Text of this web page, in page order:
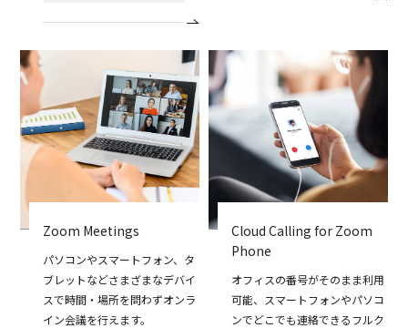
Zoom Meetings
パソコンやスマートフォン、タ
ブレットなどさまざまなデバイ
スで時間・場所を問わずオンラ
イン会議を行えます。
Cloud Calling for Zoom
Phone
オフィスの番号がそのまま利用
可能、スマートフォンやパソコ
ンでどこでも連絡できるフルク